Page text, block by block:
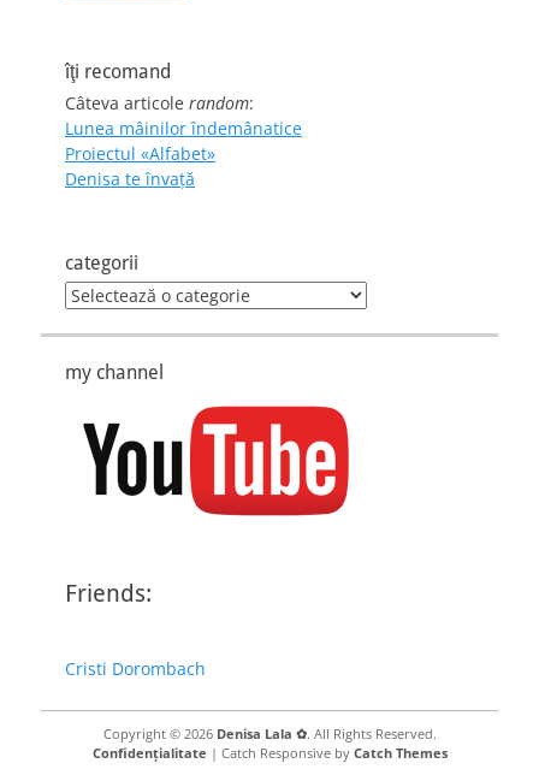
îţi recomand
Câteva articole random:
Lunea mâinilor îndemânatice
Proiectul «Alfabet»
Denisa te învaţă
categorii
categorii
my channel
Friends:
Cristi Dorombach
Copyright © 2026 Denisa Lala ✿. All Rights Reserved.
Confidențialitate | Catch Responsive by Catch Themes